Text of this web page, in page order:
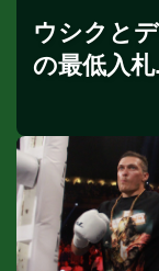
ウシクと
の最低入札